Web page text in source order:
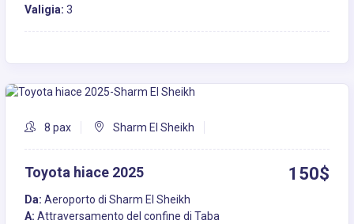
Valigia: 3
8 pax Sharm El Sheikh
Toyota hiace 2025 150$
Da: Aeroporto di Sharm El Sheikh
A: Attraversamento del confine di Taba